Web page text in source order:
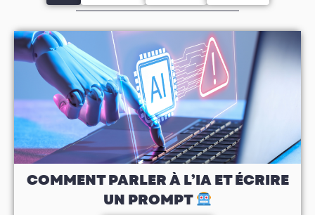
COMMENT PARLER À L’IA ET ÉCRIRE
UN PROMPT